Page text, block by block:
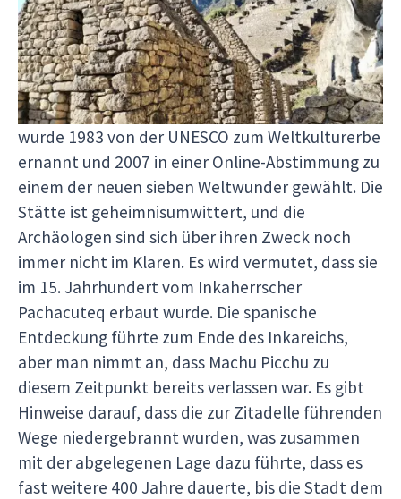
Machu Picchu ist eine der spektakulärsten
Attraktionen in Südamerika. Die gut erhaltenen
Inkaruinen liegen hoch oben in den Anden in
einem üppigen Nebelwald über dem
Urubambatal, nordwestlich von Cusco, Peru. Sie
wurde 1983 von der UNESCO zum Weltkulturerbe
ernannt und 2007 in einer Online-Abstimmung zu
einem der neuen sieben Weltwunder gewählt. Die
Stätte ist geheimnisumwittert, und die
Archäologen sind sich über ihren Zweck noch
immer nicht im Klaren. Es wird vermutet, dass sie
im 15. Jahrhundert vom Inkaherrscher
Pachacuteq erbaut wurde. Die spanische
Entdeckung führte zum Ende des Inkareichs,
aber man nimmt an, dass Machu Picchu zu
diesem Zeitpunkt bereits verlassen war. Es gibt
Hinweise darauf, dass die zur Zitadelle führenden
Wege niedergebrannt wurden, was zusammen
mit der abgelegenen Lage dazu führte, dass es
fast weitere 400 Jahre dauerte, bis die Stadt dem